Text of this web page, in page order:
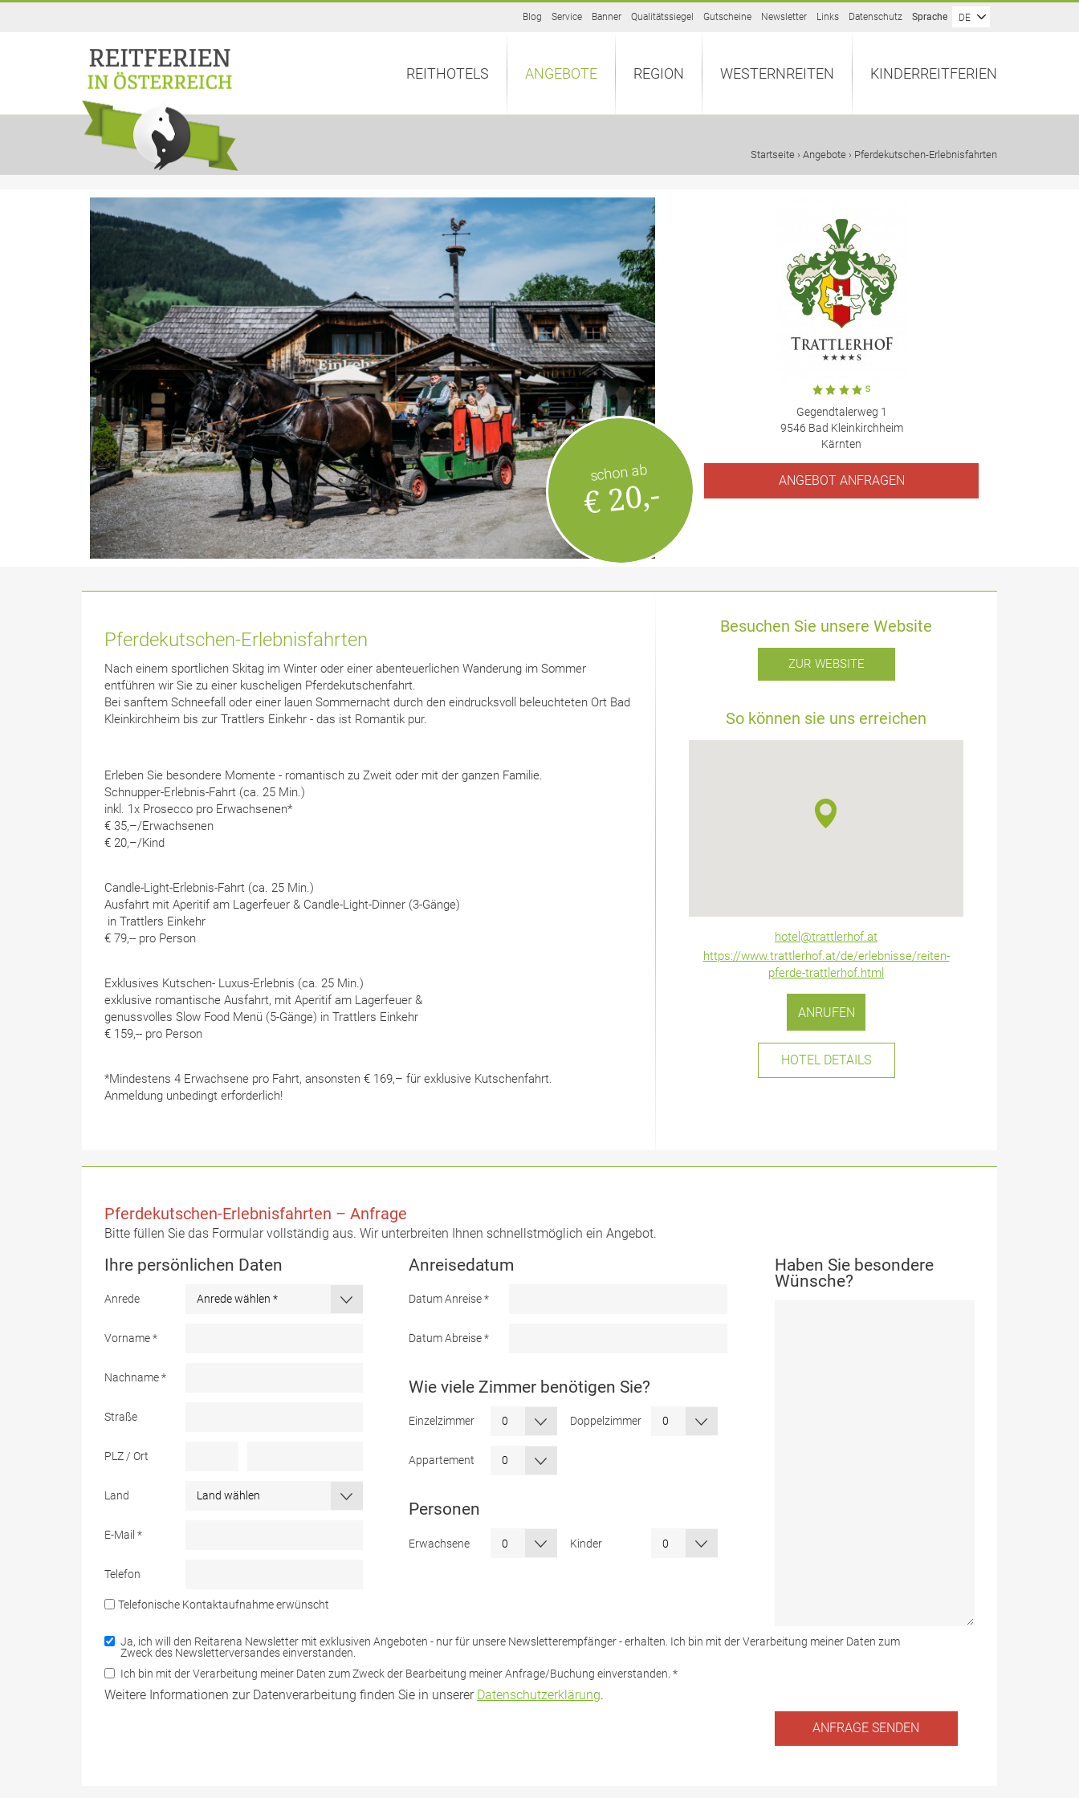
Blog Service Banner Qualitätssiegel Gutscheine Newsletter Links Datenschutz Sprache DE
REITHOTELS ANGEBOTE REGION WESTERNREITEN KINDERREITFERIEN
Startseite › Angebote › Pferdekutschen-Erlebnisfahrten
schon ab
€ 20,-
Gegendtalerweg 1
9546 Bad Kleinkirchheim
Kärnten
ANGEBOT ANFRAGEN
Pferdekutschen-Erlebnisfahrten
Nach einem sportlichen Skitag im Winter oder einer abenteuerlichen Wanderung im Sommer
entführen wir Sie zu einer kuscheligen Pferdekutschenfahrt.
Bei sanftem Schneefall oder einer lauen Sommernacht durch den eindrucksvoll beleuchteten Ort Bad
Kleinkirchheim bis zur Trattlers Einkehr - das ist Romantik pur.
Erleben Sie besondere Momente - romantisch zu Zweit oder mit der ganzen Familie.
Schnupper-Erlebnis-Fahrt (ca. 25 Min.)
inkl. 1x Prosecco pro Erwachsenen*
€ 35,–/Erwachsenen
€ 20,–/Kind
Candle-Light-Erlebnis-Fahrt (ca. 25 Min.)
Ausfahrt mit Aperitif am Lagerfeuer & Candle-Light-Dinner (3-Gänge)
in Trattlers Einkehr
€ 79,-- pro Person
Exklusives Kutschen- Luxus-Erlebnis (ca. 25 Min.)
exklusive romantische Ausfahrt, mit Aperitif am Lagerfeuer &
genussvolles Slow Food Menü (5-Gänge) in Trattlers Einkehr
€ 159,-- pro Person
*Mindestens 4 Erwachsene pro Fahrt, ansonsten € 169,– für exklusive Kutschenfahrt.
Anmeldung unbedingt erforderlich!
Besuchen Sie unsere Website
ZUR WEBSITE
So können sie uns erreichen
hotel@trattlerhof.at
https://www.trattlerhof.at/de/erlebnisse/reiten-
pferde-trattlerhof.html
ANRUFEN
HOTEL DETAILS
Pferdekutschen-Erlebnisfahrten – Anfrage
Bitte füllen Sie das Formular vollständig aus. Wir unterbreiten Ihnen schnellstmöglich ein Angebot.
Ihre persönlichen Daten
Anrede
Vorname*
Nachname*
Straße
PLZ / Ort
Land
E-Mail *
Telefon
Telefonische Kontaktaufnahme erwünscht
Anreisedatum
Datum Anreise*
Datum Abreise*
Wie viele Zimmer benötigen Sie?
Einzelzimmer Doppelzimmer
Appartement
Personen
Erwachsene Kinder
Haben Sie besondere
Wünsche?
Ja, ich will den Reitarena Newsletter mit exklusiven Angeboten - nur für unsere Newsletterempfänger - erhalten. Ich bin mit der Verarbeitung meiner Daten zum
Zweck des Newsletterversandes einverstanden.
Ich bin mit der Verarbeitung meiner Daten zum Zweck der Bearbeitung meiner Anfrage/Buchung einverstanden. *
Weitere Informationen zur Datenverarbeitung finden Sie in unserer Datenschutzerklärung.